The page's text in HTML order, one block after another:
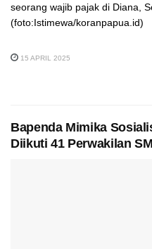
seorang wajib pajak di Diana,
(foto:Istimewa/koranpapua.id)
15 APRIL 2025
Bapenda Mimika
Diikuti 41 Perwakilan